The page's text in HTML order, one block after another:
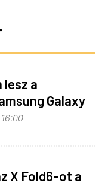
lesz a
Galaxy
várható
X Fold6-ot a